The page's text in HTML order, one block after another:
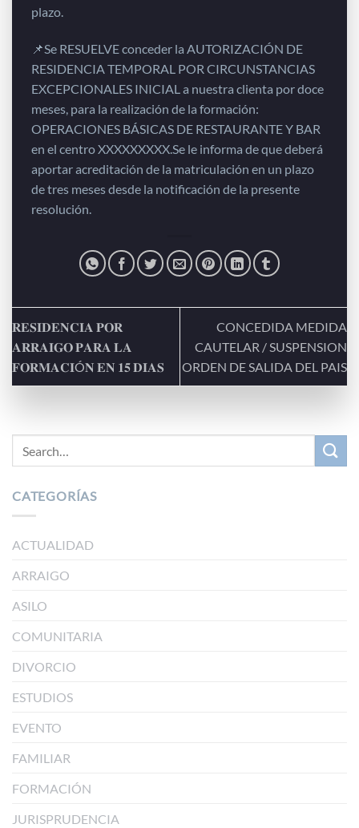
plazo.
📌Se RESUELVE conceder la AUTORIZACIÓN DE
RESIDENCIA TEMPORAL POR CIRCUNSTANCIAS
EXCEPCIONALES INICIAL a nuestra clienta por doce
meses, para la realización de la formación:
OPERACIONES BÁSICAS DE RESTAURANTE Y BAR
en el centro XXXXXXXXX.Se le informa de que deberá
aportar acreditación de la matriculación en un plazo
de tres meses desde la notificación de la presente
resolución.
𝐑𝐄𝐒𝐈𝐃𝐄𝐍𝐂𝐈𝐀 𝐏𝐎𝐑
𝐀𝐑𝐑𝐀𝐈𝐆𝐎 𝐏𝐀𝐑𝐀 𝐋𝐀
𝐅𝐎𝐑𝐌𝐀𝐂𝐈Ó𝐍 𝐄𝐍 𝟏𝟓 𝐃𝐈𝐀𝐒
CONCEDIDA MEDIDA
CAUTELAR / SUSPENSION
ORDEN DE SALIDA DEL PAIS
CATEGORÍAS
ACTUALIDAD
ARRAIGO
ASILO
COMUNITARIA
DIVORCIO
ESTUDIOS
EVENTO
FAMILIAR
FORMACIÓN
JURISPRUDENCIA